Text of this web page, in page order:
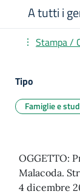
A tutti i
Stampa /
Tipo
Famiglie e
OGGETTO:
Malacoda.
4 dicembre